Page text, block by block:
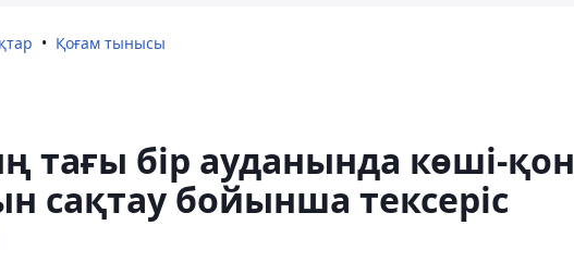
Қоғам тынысы
тағы бір ауданында көші-қон
сақтау бойынша тексеріс